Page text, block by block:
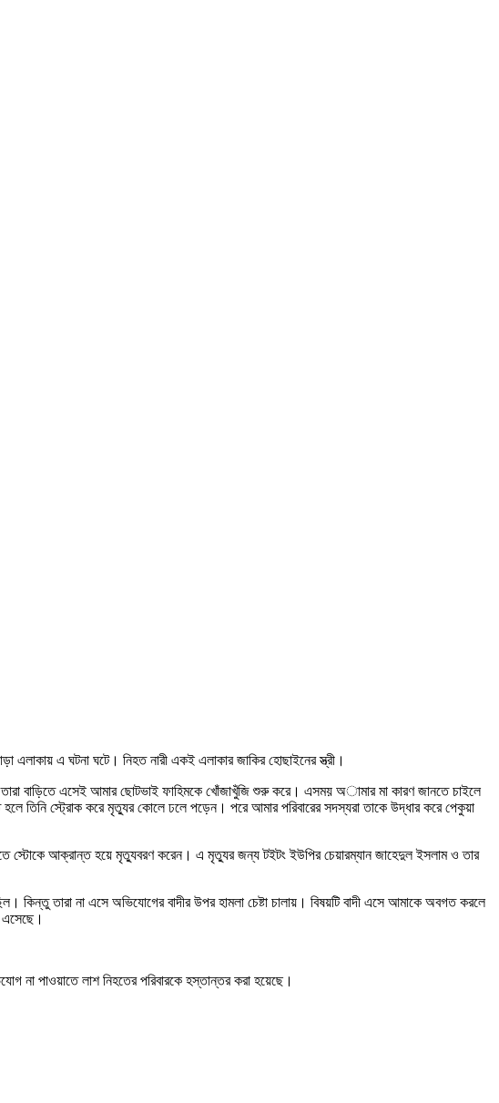
এলাকায় এ ঘটনা ঘটে। নিহত নারী একই এলাকার জাকির হোছাইনের স্ত্রী।
বাড়িতে এসেই আমার ছোটভাই ফাহিমকে খোঁজাখুঁজি শুরু করে। এসময় অামার মা কারণ জানতে চাইলে
হলে তিনি স্ট্রোক করে মৃত্যুর কোলে ঢলে পড়েন। পরে আমার পরিবারের সদস্যরা তাকে উদ্ধার করে পেকুয়া
স্টোকে আক্রান্ত হয়ে মৃত্যুবরণ করেন। এ মৃত্যুর জন্য টইটং ইউপির চেয়ারম্যান জাহেদুল ইসলাম ও তার
কিন্তু তারা না এসে অভিযোগের বাদীর উপর হামলা চেষ্টা চালায়। বিষয়টি বাদী এসে আমাকে অবগত করলে
এসেছে।
না পাওয়াতে লাশ নিহতের পরিবারকে হস্তান্তর করা হয়েছে।